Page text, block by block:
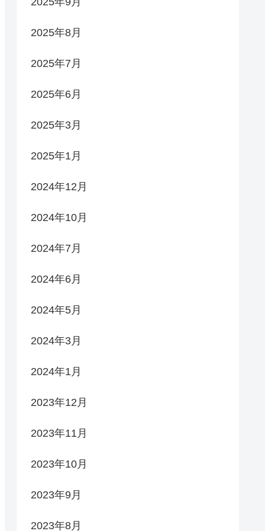
2025年8月
2025年7月
2025年6月
2025年3月
2025年1月
2024年12月
2024年10月
2024年7月
2024年6月
2024年5月
2024年3月
2024年1月
2023年12月
2023年11月
2023年10月
2023年9月
2023年8月